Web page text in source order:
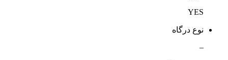
YES
نوع درگاه
–